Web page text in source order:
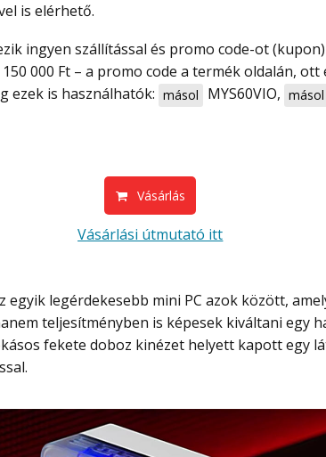
is elérhető.
000 Ft – a promo code a termék oldalán, ott
ezek is használhatók: másol MYS60VIO, másol
Vásárlás
Vásárlási útmutató itt
teljesítményben is képesek kiváltani egy
fekete doboz kinézet helyett kapott egy